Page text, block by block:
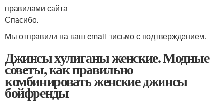
правилами сайта
Спасибо.
Мы отправили на ваш email письмо с подтверждением.
Джинсы хулиганы женские. Модные
советы, как правильно
комбинировать женские джинсы
бойфренды